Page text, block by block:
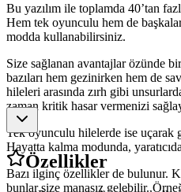
Bu yazılım ile toplamda 40’tan
Hem tek oyunculu hem de
modda kullanabilirsiniz.
Size sağlanan avantajlar özünde
bazıları hem gezinirken hem de
hileleri arasında zırh gibi
zaman kritik hasar vermenizi
Tek oyunculu hilelerde ise uçarak
Hayatta kalma modunda,
Bazı ilginç özellikler de bulunur.
bunlar size manasız gelebilir.
Özellikler